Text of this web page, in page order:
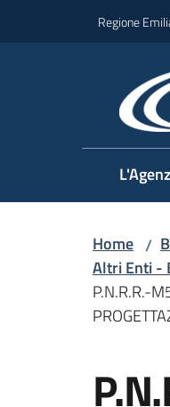
Regione
Home /
Altri Enti -
P.N.R.R.-